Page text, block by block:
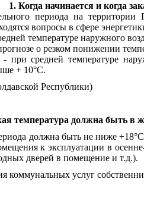
1. Когда начинается и когда
периода на
вопросы в сфере
температуре наружного
о резком понижении
при средней температуре
+ 10°С.
Республики)
температура должна быть в
должна быть не ниже +18°
к эксплуатации в
дверей в помещение и т.д.).
коммунальных услуг